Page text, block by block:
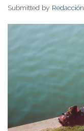
Submitted by Redacción